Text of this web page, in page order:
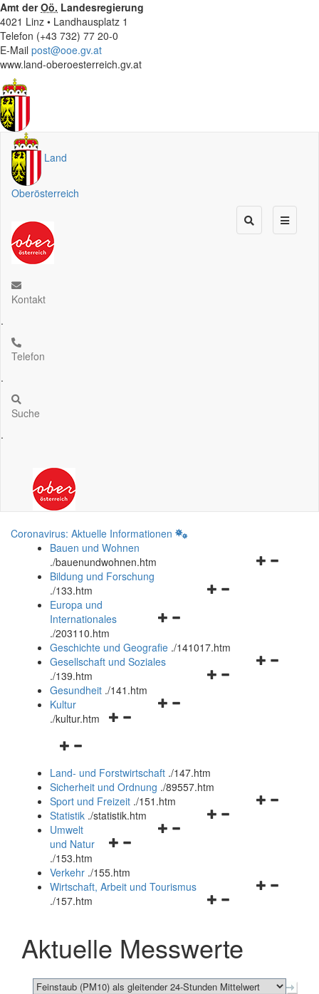
Amt derOö. Landesregierung
4021 Linz • Landhausplatz 1
Telefon (+43 732) 77 20-0
E-Mail post@ooe.gv.at
www.land-oberoesterreich.gv.at
Land
Oberösterreich
Kontakt
.
Telefon
.
Suche
.
Coronavirus: Aktuelle Informationen
Bauen und Wohnen
./bauenundwohnen.htm
Navigationsmenü
Bildung und Forschung
./133.htm
Navigationsmenü
und
schließen
Europa und
Internationales
./203110.htm
Geschichte und Geografie ./141017.htm
Navigationsmenü
Gesellschaft und Soziales
./139.htm
Navigationsmenü
Gesundheit ./141.htm
Navigationsmenü
Kultur
./kultur.htm
Navigationsmenü
und
schließen
Land- und Forstwirtschaft ./147.htm
Sicherheit und Ordnung ./89557.htm
Navigationsmenü
Sport und Freizeit ./151.htm
Navigationsmenü
Statistik ./statistik.htm
Navigationsmenü
und
schließen
Umwelt
und Natur
./153.htm
Verkehr ./155.htm
Navigationsmenü
schließen
Wirtschaft, Arbeit und Tourismus
./157.htm
Aktuelle Messwerte